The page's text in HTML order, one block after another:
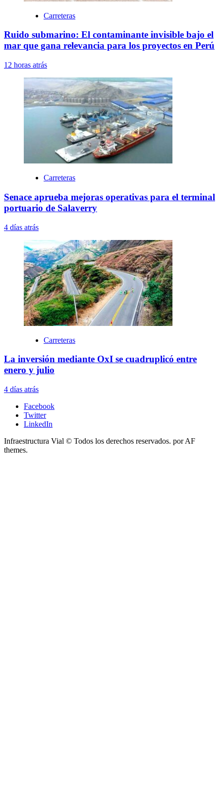
Carreteras
Ruido submarino: El contaminante invisible bajo el
mar que gana relevancia para los proyectos en Perú
12 horas atrás
Carreteras
Senace aprueba mejoras operativas para el terminal
portuario de Salaverry
4 días atrás
Carreteras
La inversión mediante OxI se cuadruplicó entre
enero y julio
4 días atrás
Facebook
Twitter
LinkedIn
Infraestructura Vial © Todos los derechos reservados. por AF
themes.